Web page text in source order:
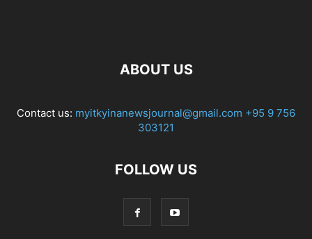
ABOUT US
Contact us: myitkyinanewsjournal@gmail.com +95 9 756
303121
FOLLOW US